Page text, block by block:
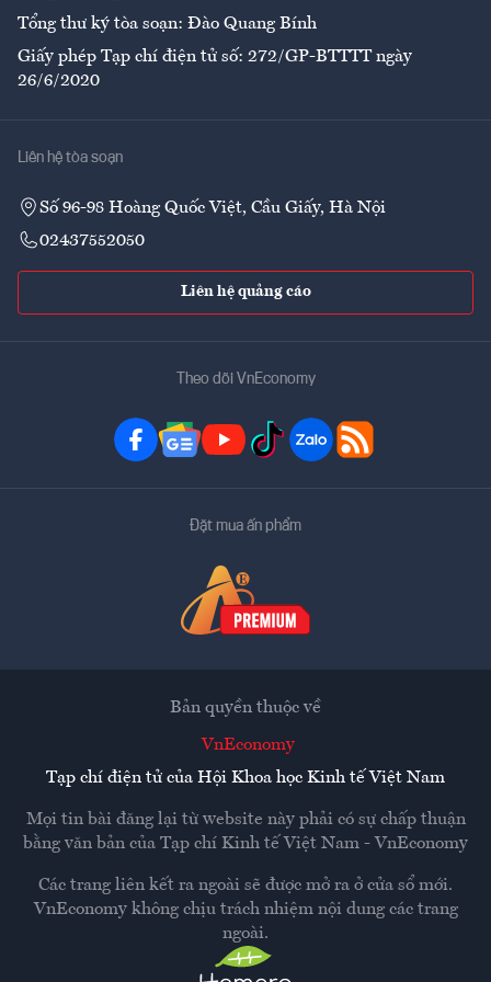
Tổng thư ký tòa soạn: Đào Quang Bính
Giấy phép Tạp chí điện tử số: 272/GP-BTTTT ngày
26/6/2020
Liên hệ tòa soạn
Số 96-98 Hoàng Quốc Việt, Cầu Giấy, Hà Nội
02437552050
Liên hệ quảng cáo
Theo dõi VnEconomy
Đặt mua ấn phẩm
Bản quyền thuộc về
VnEconomy
Tạp chí điện tử của Hội Khoa học Kinh tế Việt Nam
Mọi tin bài đăng lại từ website này phải có sự chấp thuận
bằng văn bản của Tạp chí Kinh tế Việt Nam - VnEconomy
Các trang liên kết ra ngoài sẽ được mở ra ở cửa sổ mới.
VnEconomy không chịu trách nhiệm nội dung các trang
ngoài.